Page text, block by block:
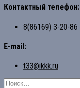
Контактный телефон:
8(86169) 3-20-86
E-mail:
t33@ikkk.ru
Найти: